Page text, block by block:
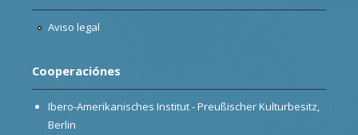
Aviso legal
Cooperaciónes
Ibero-Amerikanisches Institut - Preußischer Kulturbesitz,
Berlin